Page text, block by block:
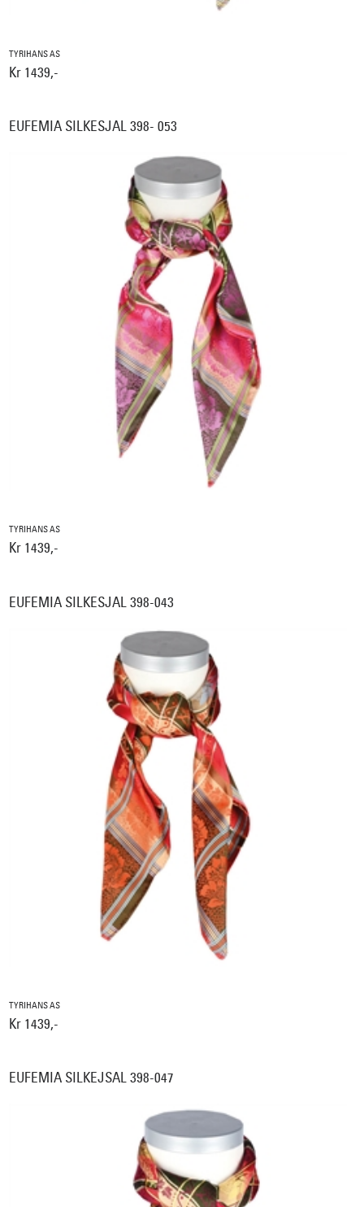
TYRIHANS AS
Kr 1439,-
EUFEMIA SILKESJAL 398- 053
TYRIHANS AS
Kr 1439,-
EUFEMIA SILKESJAL 398-043
TYRIHANS AS
Kr 1439,-
EUFEMIA SILKEJSAL 398-047